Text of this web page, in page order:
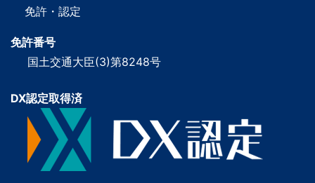
免許・認定
免許番号
国土交通大臣(3)第8248号
DX認定取得済